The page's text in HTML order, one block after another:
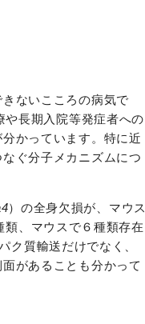
ないこころの病気で
長期入院等発症者への
かっています。特に近
ぐ分子メカニズムにつ
）の全身欠損が、マウス
、マウスで６種類存在
ク質輸送だけでなく、
があることも分かって